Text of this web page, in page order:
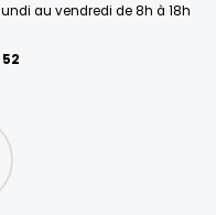
au vendredi de 8h à 18h